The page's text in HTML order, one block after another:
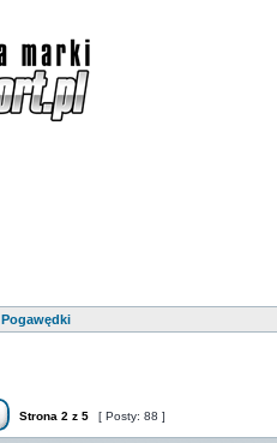
Pogawędki
Strona 2 z 5 [ Posty: 88 ]